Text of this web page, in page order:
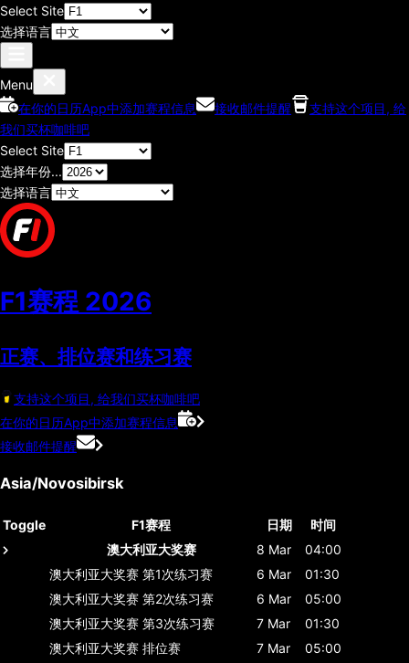
Select Site
选择语言
Menu
在你的日历App中添加赛程信息
接收邮件提醒
支持这个项目, 给
我们买杯咖啡吧
Select Site
选择年份...
选择语言
F1赛程 2026
正赛、排位赛和练习赛
支持这个项目, 给我们买杯咖啡吧
在你的日历App中添加赛程信息
接收邮件提醒
Asia/Novosibirsk
Toggle F1赛程 日期
时间
澳大利亚大奖赛
8 Mar
04:00
澳大利亚大奖赛 第1次练习赛 6 Mar
01:30
澳大利亚大奖赛 第2次练习赛 6 Mar
05:00
澳大利亚大奖赛 第3次练习赛 7 Mar
01:30
澳大利亚大奖赛 排位赛 7 Mar
05:00